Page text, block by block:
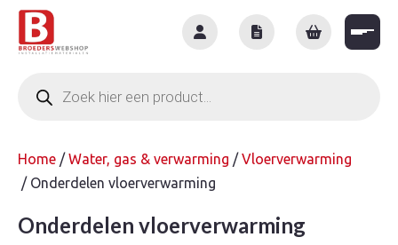
Skip
content
zoeken
Home / Water, gas & verwarming / Vloerverwarming
/ Onderdelen vloerverwarming
Onderdelen vloerverwarming